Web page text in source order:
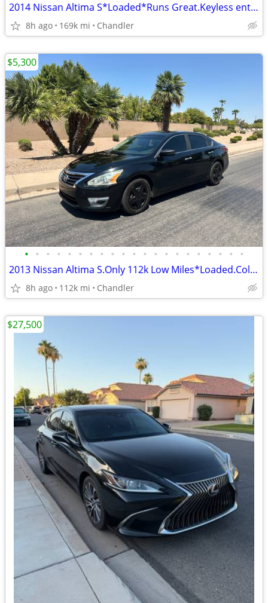
2014 Nissan Altima S*Loaded*Runs Great.Keyless entry.Cold AC
8h ago 169k mi Chandler
• • • • • • • • • • • • • • • • • • • • •
2013 Nissan Altima S.Only 112k Low Miles*Loaded.Cold Ac.New Tires*LOOK
8h ago 112k mi Chandler
$5,300
$27,500